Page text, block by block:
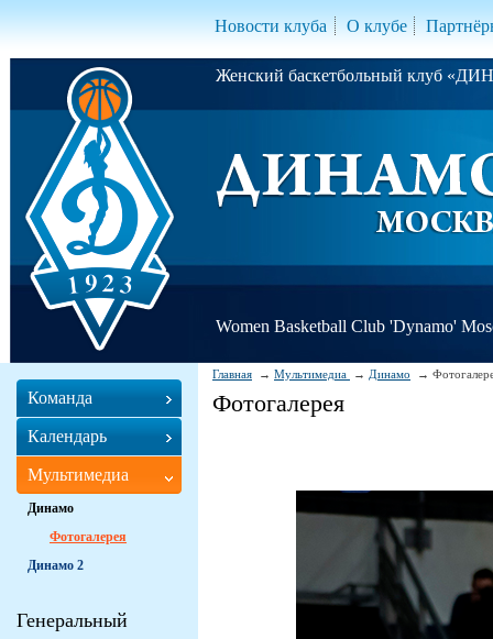
Новости клуба О клубе
Женский баскетбольный клуб
Women Basketball Club 'Dynamo'
Главная Мультимедиа Динамо
Фотогалерея
Команда
Календарь
Мультимедиа
Динамо
Фотогалерея
Динамо 2
Генеральный